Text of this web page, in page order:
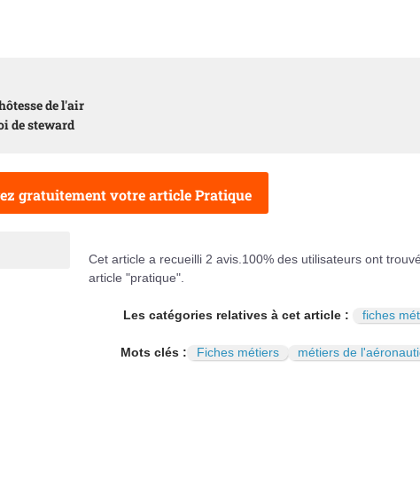
de l'air
de steward
gratuitement votre article Pratique
Cet article a recueilli 2 avis. 100% des utilisateurs ont
article "pratique".
Les catégories relatives à cet article : fiches
Mots clés : Fiches métiers métiers de